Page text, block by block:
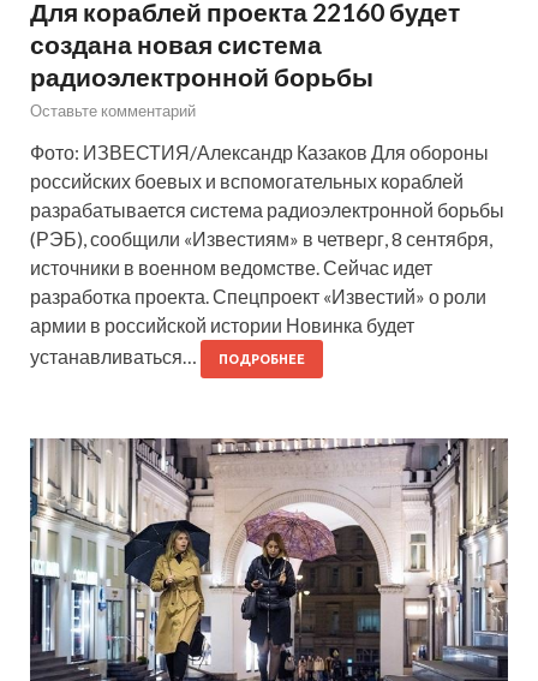
Для кораблей проекта 22160 будет
создана новая система
радиоэлектронной борьбы
Оставьте комментарий
Фото: ИЗВЕСТИЯ/Александр Казаков Для обороны
российских боевых и вспомогательных кораблей
разрабатывается система радиоэлектронной борьбы
(РЭБ), сообщили «Известиям» в четверг, 8 сентября,
источники в военном ведомстве. Сейчас идет
разработка проекта. Спецпроект «Известий» о роли
армии в российской истории Новинка будет
устанавливаться…
ПОДРОБНЕЕ